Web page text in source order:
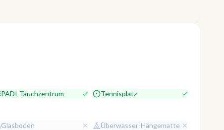
PADI-Tauchzentrum Tennisplatz
Glasboden
Überwasser-Hängematte